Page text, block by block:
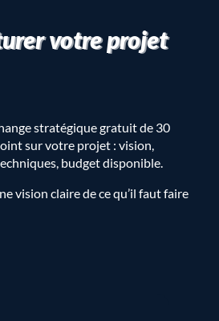
votre projet
stratégique gratuit de 30
sur votre projet : vision,
budget disponible.
vision claire de ce qu’il faut faire